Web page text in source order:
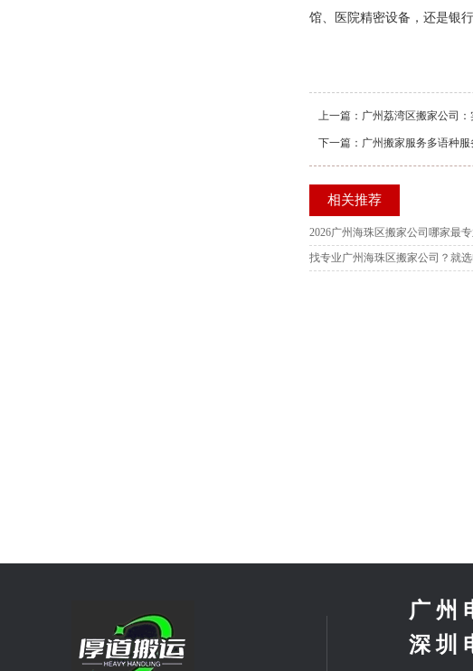
馆、医院精密设备，还是银
上一篇： 广州荔湾区搬家公司
下一篇： 广州搬家服务多语种服
相关推荐
2026广州海珠区搬家公司哪家最
找专业广州海珠区搬家公司？就
广 州
深 圳